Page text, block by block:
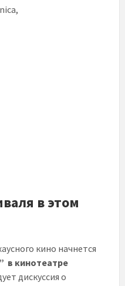
в этом
кино начнется
в кинотеатре
дискуссия о